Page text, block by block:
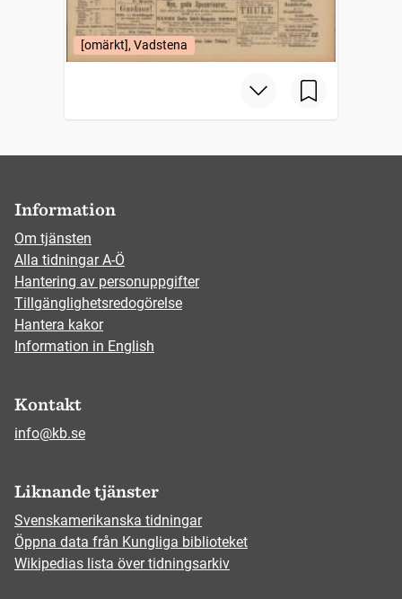
[omärkt], Vadstena
Information
Om tjänsten
Alla tidningar A-Ö
Hantering av personuppgifter
Tillgänglighetsredogörelse
Hantera kakor
Information in English
Kontakt
info@kb.se
Liknande tjänster
Svenskamerikanska tidningar
Öppna data från Kungliga biblioteket
Wikipedias lista över tidningsarkiv